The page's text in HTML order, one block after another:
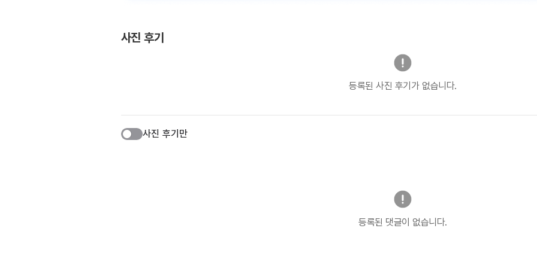
사진 후기
등록된 사진 후기가 없습니다.
사진 후기만
등록된 댓글이 없습니다.